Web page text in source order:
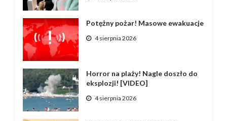
Potężny pożar! Masowe ewakuacje
4 sierpnia 2026
Horror na plaży! Nagle doszło do
eksplozji! [VIDEO]
4 sierpnia 2026